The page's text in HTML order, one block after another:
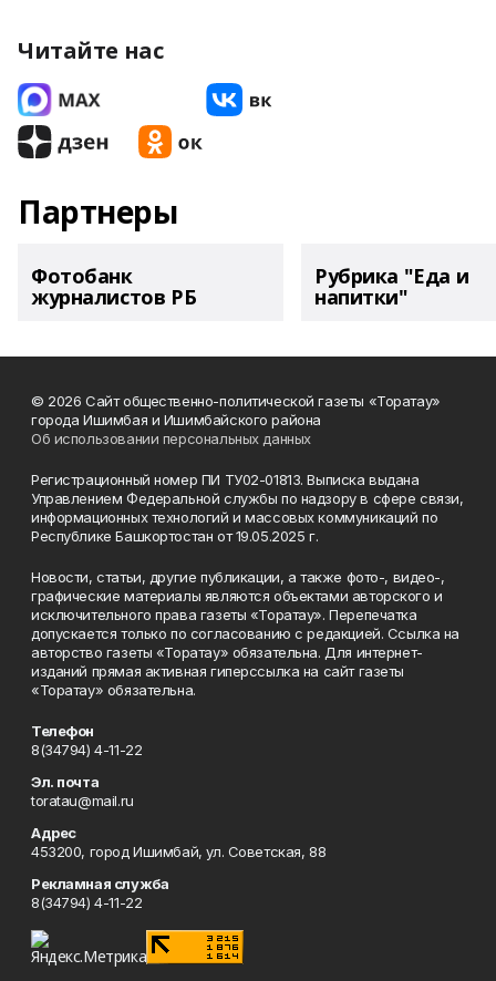
Читайте нас
Партнеры
Фотобанк
журналистов РБ
Рубрика "Еда и
напитки"
© 2026 Сайт общественно-политической газеты «Торатау»
города Ишимбая и Ишимбайского района
Об использовании персональных данных
Регистрационный номер ПИ ТУ02-01813. Выписка выдана
Управлением Федеральной службы по надзору в сфере связи,
информационных технологий и массовых коммуникаций по
Республике Башкортостан от 19.05.2025 г.
Новости, статьи, другие публикации, а также фото-, видео-,
графические материалы являются объектами авторского и
исключительного права газеты «Торатау». Перепечатка
допускается только по согласованию с редакцией. Ссылка на
авторство газеты «Торатау» обязательна. Для интернет-
изданий прямая активная гиперссылка на сайт газеты
«Торатау» обязательна.
Телефон
8(34794) 4-11-22
Эл. почта
toratau@mail.ru
Адрес
453200, город Ишимбай, ул. Советская, 88
Рекламная служба
8(34794) 4-11-22